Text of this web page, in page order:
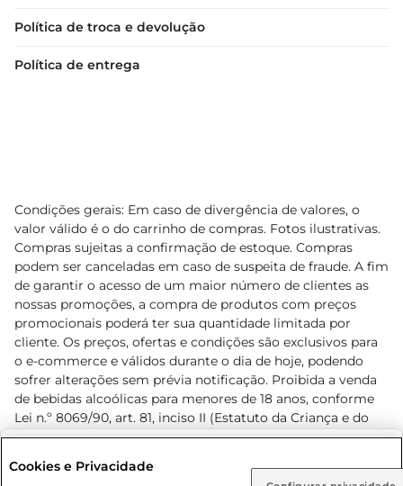
Política de troca e devolução
Política de entrega
Condições gerais: Em caso de divergência de valores, o
valor válido é o do carrinho de compras. Fotos ilustrativas.
Compras sujeitas a confirmação de estoque. Compras
podem ser canceladas em caso de suspeita de fraude. A fim
de garantir o acesso de um maior número de clientes as
nossas promoções, a compra de produtos com preços
promocionais poderá ter sua quantidade limitada por
cliente. Os preços, ofertas e condições são exclusivos para
o e-commerce e válidos durante o dia de hoje, podendo
sofrer alterações sem prévia notificação. Proibida a venda
de bebidas alcoólicas para menores de 18 anos, conforme
Lei n.º 8069/90, art. 81, inciso II (Estatuto da Criança e do
Adolescente). Preços e condições exclusivos para o
prévio. O valor mínimo para as compras on-line é de R$
Cookies e Privacidade